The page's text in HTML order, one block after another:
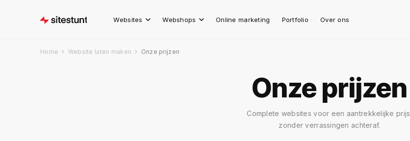
Websites Webshops Online marketing Portfolio Over ons
Home Website laten maken Onze prijzen
Onze prijzen
Complete websites voor een aantrekkelijke prijs,
zonder verrassingen achteraf.